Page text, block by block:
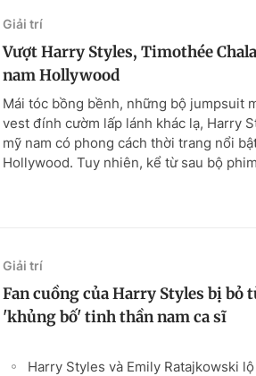
Giải trí
Vượt Harry Styles, Timothée
nam Hollywood
Mái tóc bồng bềnh, những bộ jumpsuit
vest đính cườm lấp lánh khác lạ, Harry
mỹ nam có phong cách thời trang nổi
Hollywood. Tuy nhiên, kể từ sau bộ
Giải trí
Fan cuồng của Harry Styles bị bỏ
'khủng bố' tinh thần nam ca sĩ
Harry Styles và Emily Ratajkowski